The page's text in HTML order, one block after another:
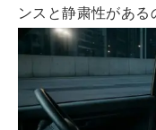
ンスと静粛性がある